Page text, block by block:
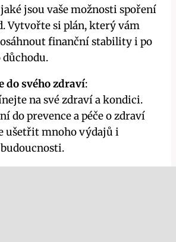
jsou vaše možnosti spoření
Vytvořte si plán, který vám
finanční stability⁣ i po
do svého zdraví:
⁣na‍ své zdraví ​a kondici.
do prevence a péče​ o zdraví
ušetřit mnoho výdajů i